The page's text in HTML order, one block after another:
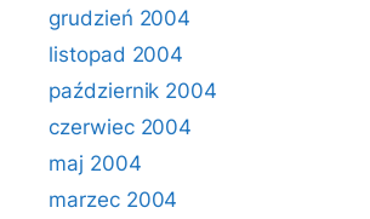
grudzień 2004
listopad 2004
październik 2004
czerwiec 2004
maj 2004
marzec 2004